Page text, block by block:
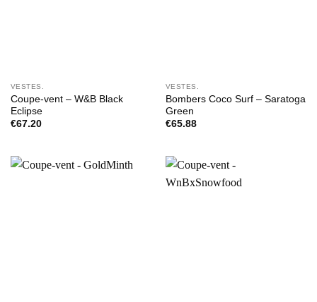
VESTES.
Coupe-vent – W&B Black
Eclipse
€67.20
VESTES.
Bombers Coco Surf – Saratoga
Green
€65.88